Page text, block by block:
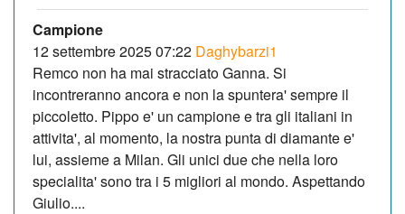
Campione
12 settembre 2025 07:22 Daghybarzi1
Remco non ha mai stracciato Ganna. Si
incontreranno ancora e non la spuntera' sempre il
piccoletto. Pippo e' un campione e tra gli italiani in
attivita', al momento, la nostra punta di diamante e'
lui, assieme a Milan. Gli unici due che nella loro
specialita' sono tra i 5 migliori al mondo. Aspettando
Giulio....